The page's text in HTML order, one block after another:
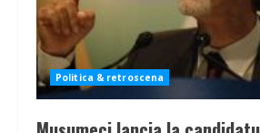
Politica & retroscena